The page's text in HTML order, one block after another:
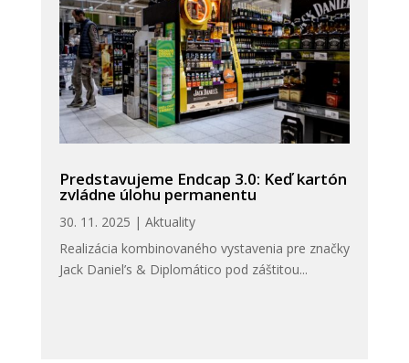
Predstavujeme Endcap 3.0: Keď kartón
zvládne úlohu permanentu
30. 11. 2025 | Aktuality
Realizácia kombinovaného vystavenia pre značky
Jack Daniel’s & Diplomático pod záštitou...